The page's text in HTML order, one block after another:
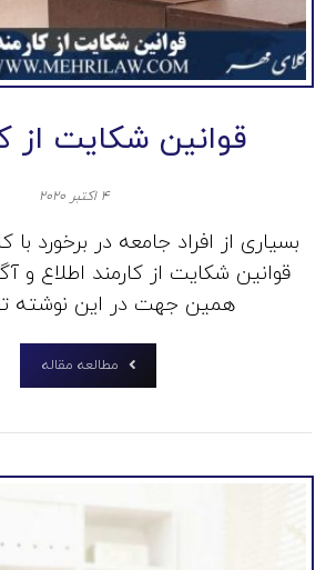
قوانین شکایت از
۴ اکتبر ۲۰۲۰
بسیاری از افراد جامعه در برخورد با
قوانین شکایت از کارمند اطلاع و
همین جهت در این نوشته
مطالعه مقاله